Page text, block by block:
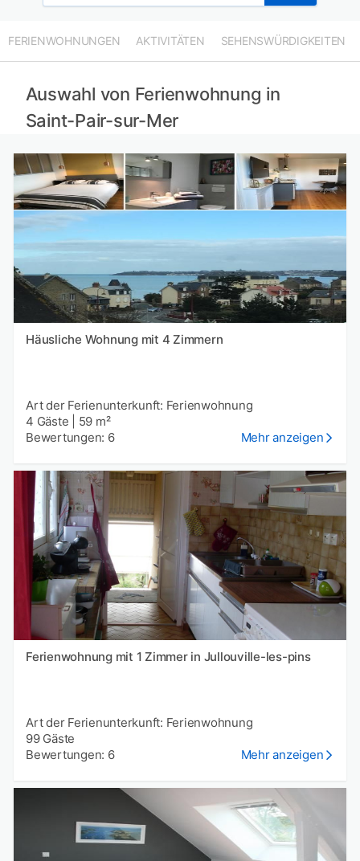
FERIENWOHNUNGEN AKTIVITÄTEN SEHENSWÜRDIGKEITEN
Auswahl von Ferienwohnung in
Saint-Pair-sur-Mer
Häusliche Wohnung mit 4 Zimmern
Art der Ferienunterkunft: Ferienwohnung
4 Gäste
59 m²
Bewertungen: 6
Mehr anzeigen
Ferienwohnung mit 1 Zimmer in Jullouville-les-pins
Art der Ferienunterkunft: Ferienwohnung
99 Gäste
Bewertungen: 6
Mehr anzeigen